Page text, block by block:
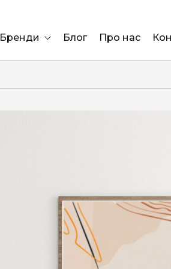
Бренди Блог Про нас